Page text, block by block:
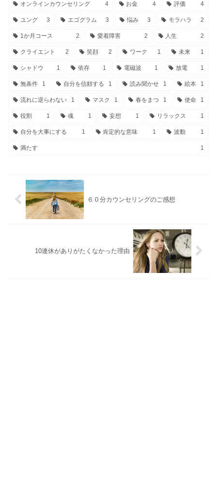
オンラインカウンセリング 4 お金 4 評価 4
ユング 3 エゴグラム 3 悩み 3 モラハラ 2
1か月コース 2 愛着障害 2 人生 2
クライエント 2 笑顔 2 ワーク 1 未来 1
シャドウ 1 依存 1 電磁波 1 放電 1
無条件 1 自分を信頼する 1 読み聞かせ 1 絵本 1
流れに逆らわない 1 マスク 1 春をまつ 1 使命 1
役割 1 魂 1 妄想 1 リラックス 1
自分を大事にする 1 肯定的な意味 1 波動 1
満たす 1
６０分カウンセリングのご感想
10連休がありがたくなかった理由